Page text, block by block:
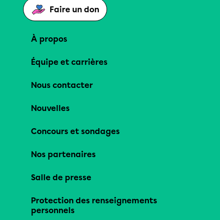
Faire un don
À propos
Équipe et carrières
Nous contacter
Nouvelles
Concours et sondages
Nos partenaires
Salle de presse
Protection des renseignements
personnels